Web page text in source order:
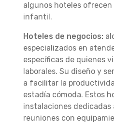
algunos hoteles
infantil.
Hoteles de negocios:
especializados en
específicas de quienes
laborales. Su diseño y
a facilitar la
estadía cómoda. Estos
instalaciones dedicadas
reuniones con